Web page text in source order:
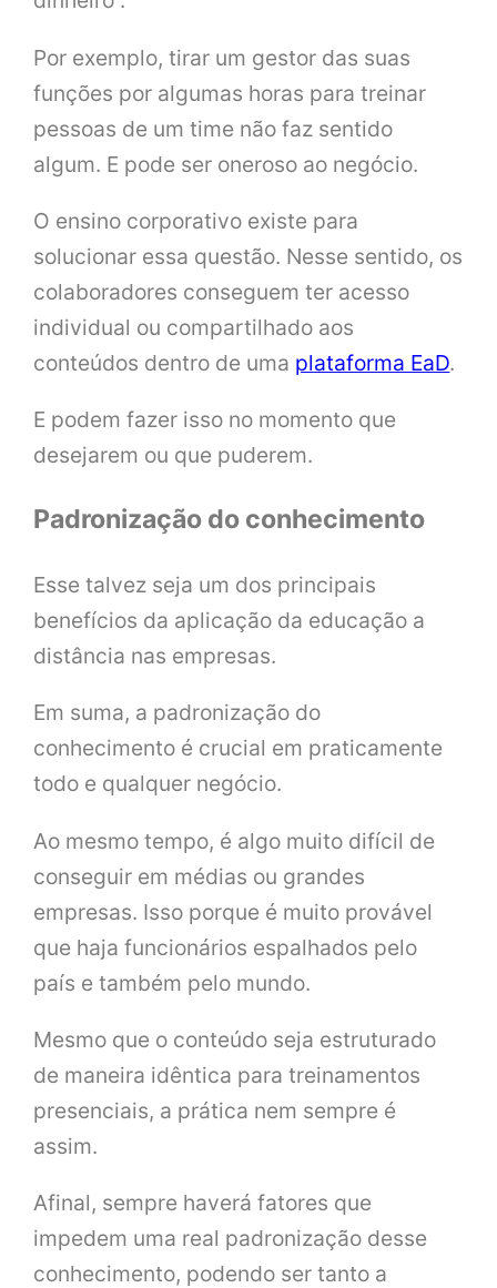
Por exemplo, tirar um gestor das suas
funções por algumas horas para treinar
pessoas de um time não faz sentido
algum. E pode ser oneroso ao negócio.
O ensino corporativo existe para
solucionar essa questão. Nesse sentido, os
colaboradores conseguem ter acesso
individual ou compartilhado aos
conteúdos dentro de uma plataforma EaD.
E podem fazer isso no momento que
desejarem ou que puderem.
Padronização do conhecimento
Esse talvez seja um dos principais
benefícios da aplicação da educação a
distância nas empresas.
Em suma, a padronização do
conhecimento é crucial em praticamente
todo e qualquer negócio.
Ao mesmo tempo, é algo muito difícil de
conseguir em médias ou grandes
empresas. Isso porque é muito provável
que haja funcionários espalhados pelo
país e também pelo mundo.
Mesmo que o conteúdo seja estruturado
de maneira idêntica para treinamentos
presenciais, a prática nem sempre é
assim.
Afinal, sempre haverá fatores que
impedem uma real padronização desse
conhecimento, podendo ser tanto a